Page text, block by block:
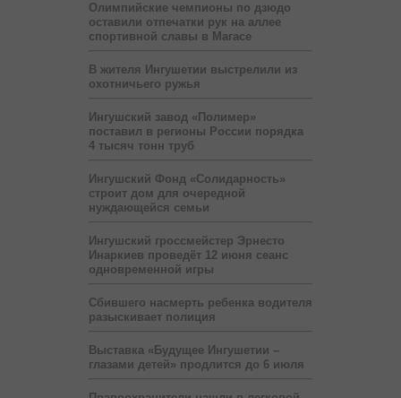
Олимпийские чемпионы по дзюдо
оставили отпечатки рук на аллее
спортивной славы в Магасе
В жителя Ингушетии выстрелили из
охотничьего ружья
Ингушский завод «Полимер»
поставил в регионы России порядка
4 тысяч тонн труб
Ингушский Фонд «Солидарность»
строит дом для очередной
нуждающейся семьи
Ингушский гроссмейстер Эрнесто
Инаркиев проведёт 12 июня сеанс
одновременной игры
Сбившего насмерть ребенка водителя
разыскивает полиция
Выставка «Будущее Ингушетии –
глазами детей» продлится до 6 июля